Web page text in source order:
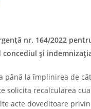
nr. 164/2022
concediul şi
până la împlinirea de
solicita recalcularea
acte doveditoare